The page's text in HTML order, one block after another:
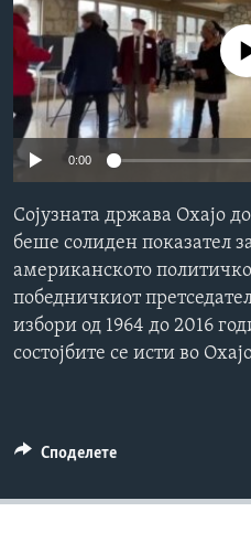
ИНТЕРВЈУА
Јазици
No media
0:00
Сојузната држава Охајо
беше солиден показател
американското
победничкиот
избори од 1964 до 2016
состојбите се исти во
Споделете